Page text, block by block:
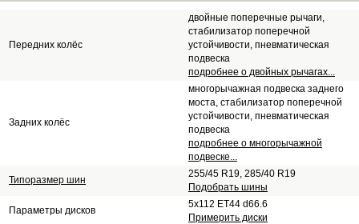
Передних колёс
двойные поперечные рычаги,
стабилизатор поперечной
устойчивости, пневматическая
подвеска
подробнее о двойных рычагах...
Задних колёс
многорычажная подвеска заднего
моста, стабилизатор поперечной
устойчивости, пневматическая
подвеска
подробнее о многорычажной
подвеске...
Типоразмер шин
255/45 R19, 285/40 R19
Подобрать шины
Параметры дисков
5x112 ET44 d66.6
Примерить диски